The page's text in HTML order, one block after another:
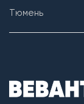
Тюмень